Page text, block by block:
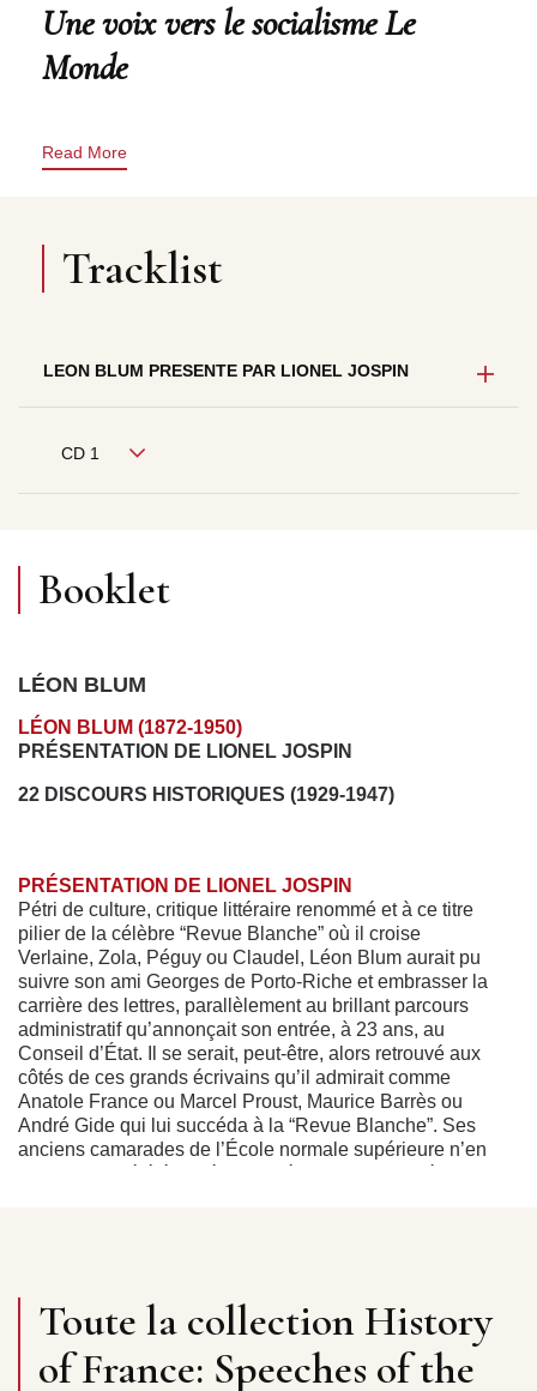
Une voix vers le socialisme Le
Monde
Read More
Tracklist
LEON BLUM PRESENTE PAR LIONEL JOSPIN
CD 1
Booklet
LÉON BLUM
LÉON BLUM (1872-1950)
PRÉSENTATION DE LIONEL JOSPIN
22 DISCOURS HISTORIQUES (1929-1947)
PRÉSENTATION DE LIONEL JOSPIN
Pétri de culture, critique littéraire renommé et à ce titre
pilier de la célèbre “Revue Blanche” où il croise
Verlaine, Zola, Péguy ou Claudel, Léon Blum aurait pu
suivre son ami Georges de Porto-Riche et embrasser la
carrière des lettres, parallèlement au brillant parcours
administratif qu’annonçait son entrée, à 23 ans, au
Conseil d’État. Il se serait, peut-être, alors retrouvé aux
côtés de ces grands écrivains qu’il admirait comme
Anatole France ou Marcel Proust, Maurice Barrès ou
André Gide qui lui succéda à la “Revue Blanche”. Ses
anciens camarades de l’École normale supérieure n’en
par une voix fluette, ne pouvant telle celle de Jaurès,
embraser les foules, Léon Blum n’en captivait pas
moins son auditoire, non par les effets d’une rhétorique
qu’il maîtrisait pourtant ou par la fougue d’élans
Toute la collection History
of France: Speeches of the